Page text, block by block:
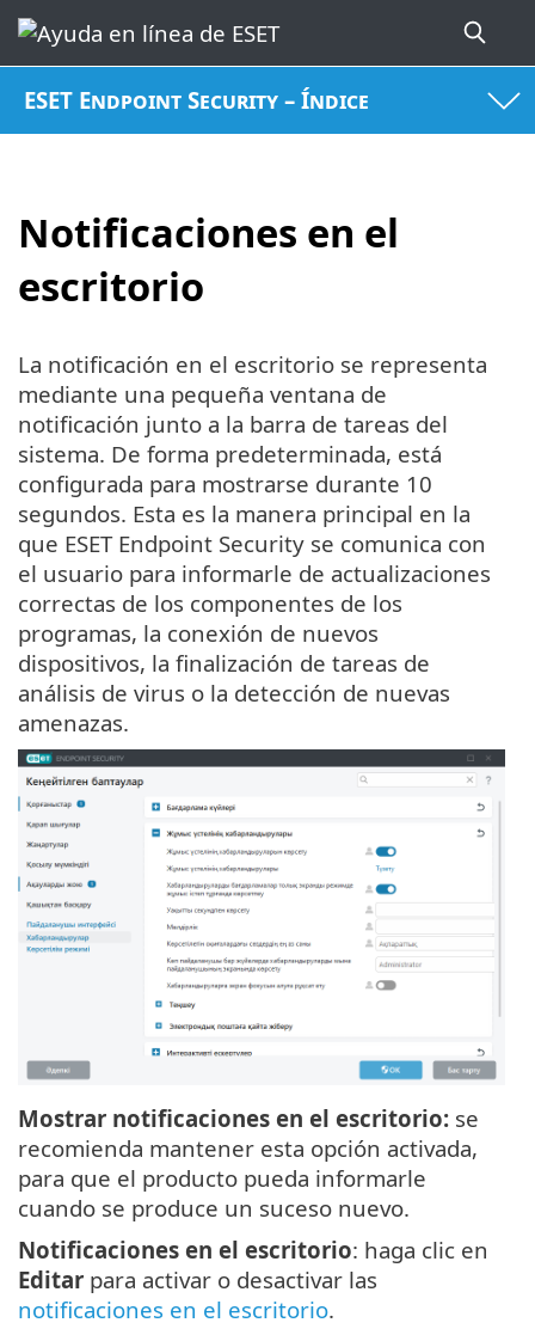
ESET Endpoint Security – Índice
Notificaciones en el
escritorio
La notificación en el escritorio se representa
mediante una pequeña ventana de
notificación junto a la barra de tareas del
sistema. De forma predeterminada, está
configurada para mostrarse durante 10
segundos. Esta es la manera principal en la
que ESET Endpoint Security se comunica con
el usuario para informarle de actualizaciones
correctas de los componentes de los
programas, la conexión de nuevos
dispositivos, la finalización de tareas de
análisis de virus o la detección de nuevas
amenazas.
Mostrar notificaciones en el escritorio: se
recomienda mantener esta opción activada,
para que el producto pueda informarle
cuando se produce un suceso nuevo.
Notificaciones en el escritorio: haga clic en
Editar para activar o desactivar las
notificaciones en el escritorio.